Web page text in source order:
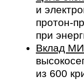
и
протон-
при
Вклад
из 600